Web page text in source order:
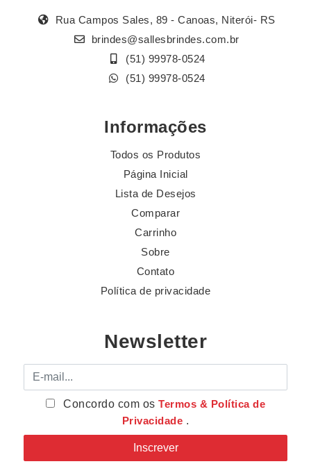
Rua Campos Sales, 89 - Canoas, Niterói- RS
brindes@sallesbrindes.com.br
(51) 99978-0524
(51) 99978-0524
Informações
Todos os Produtos
Página Inicial
Lista de Desejos
Comparar
Carrinho
Sobre
Contato
Política de privacidade
Newsletter
E-mail
Concordo com osTermos & Política de
Privacidade .